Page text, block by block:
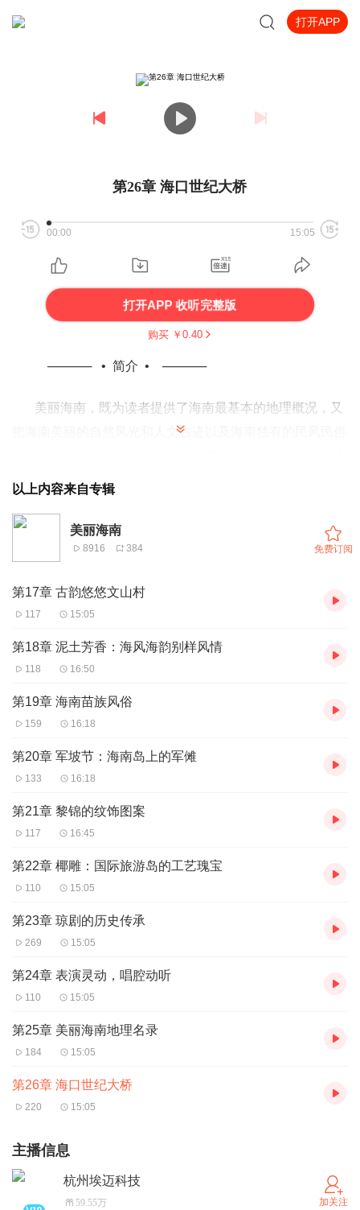
打开APP
第26章 海口世纪大桥
00:00 15:05
打开APP 收听完整版
购买 ￥ 0.40
───── • 简介 • ─────
美丽海南，既为读者提供了海南最基本的地理概况，又
把海南美丽的自然风光和人文古迹以及海南独有的民风民俗
文历史关怀的书，引导读者在听书中感悟生活，增强自己的
时代前沿解读海南，用前所未有的高度，紧扣时代的脉搏，
认识海南这块神奇的土地，认识海南蔚蓝的国土，表现海南
睡睡，专业播音员。声音清晰，富有情感。
───── •
“美丽中国”丛书系列，能为听者打开一扇认识中国美，并不
1、本作品为付费有声书，0.4元/集，订阅成功后，即可收
听单集，共计26集。
2、本作品为虚拟内容服务，订阅成功后概不退款，请您理
3、版权归原作者所有，严禁翻录成任何形式，严禁在任何
4、如在充值/购买环节遇到问题，可以通过页面左上方按
钮，分享至微信内使用微信支付完成购买。
5、在购买过程中，如果你有任何问题，可以在微信搜索公
众号【bestxmly】或搜索【喜马拉雅付费精品】来随时咨询
以上内容来自专辑
美丽海南
8916 384 免费订阅
第17章 古韵悠悠文山村
117 15:05
第18章 泥土芳香：海风海韵别样风情
118 16:50
第19章 海南苗族风俗
159 16:18
第20章 军坡节：海南岛上的军傩
133 16:18
第21章 黎锦的纹饰图案
117 16:45
第22章 椰雕：国际旅游岛的工艺瑰宝
110 15:05
第23章 琼剧的历史传承
269 15:05
第24章 表演灵动，唱腔动听
110 15:05
第25章 美丽海南地理名录
184 15:05
第26章 海口世纪大桥
220 15:05
主播信息
杭州埃迈科技
59.55万 加关注